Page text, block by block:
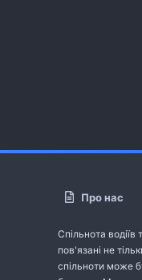
Про нас
Спільнота
пов'язані не
спільноти може